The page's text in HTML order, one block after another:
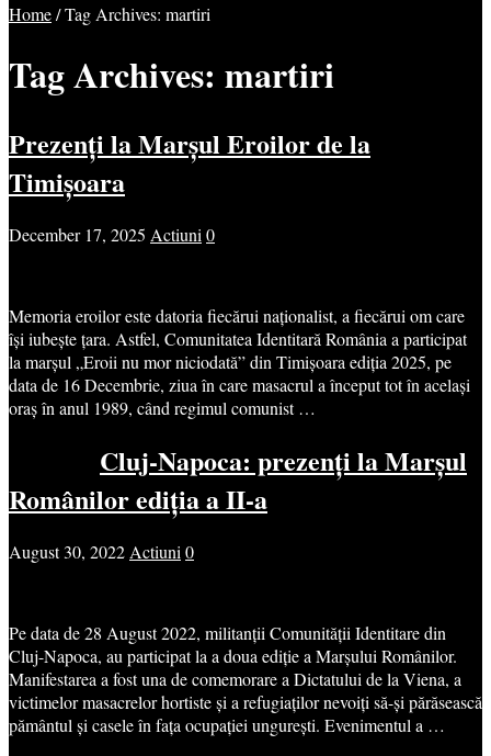
Home/Tag Archives: martiri
Tag Archives: martiri
Prezenți la Marșul Eroilor de la
Timișoara
December 17, 2025 Actiuni 0
Memoria eroilor este datoria fiecărui naționalist, a fiecărui om care
își iubește țara. Astfel, Comunitatea Identitară România a participat
la marșul „Eroii nu mor niciodată” din Timișoara ediția 2025, pe
data de 16 Decembrie, ziua în care masacrul a început tot în același
oraș în anul 1989, când regimul comunist …
Cluj-Napoca: prezenți la Marșul
Românilor ediția a II-a
August 30, 2022 Actiuni 0
Pe data de 28 August 2022, militanții Comunității Identitare din
Cluj-Napoca, au participat la a doua ediție a Marșului Românilor.
Manifestarea a fost una de comemorare a Dictatului de la Viena, a
victimelor masacrelor hortiste și a refugiaților nevoiți să-și părăsească
pământul și casele în fața ocupației ungurești. Evenimentul a …